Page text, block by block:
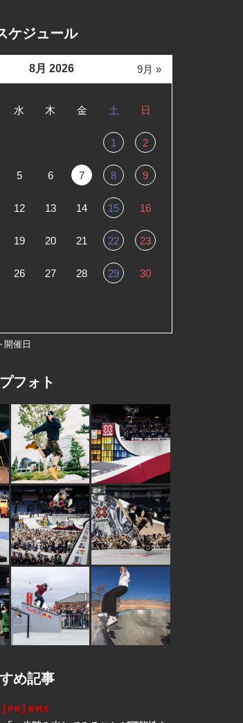
ケジュール
8月 2026
水 木 金 土 日
1 2
5 6 7 8 9
12 13 14 15 16
19 20 21 22 23
26 27 28 29 30
9月 »
催日
フォト
め記事
[PR] BMX